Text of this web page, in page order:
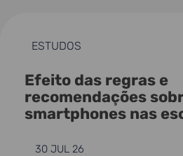
ESTUDOS
Efeito das regras e
recomendações
smartphones nas
30 JUL 26